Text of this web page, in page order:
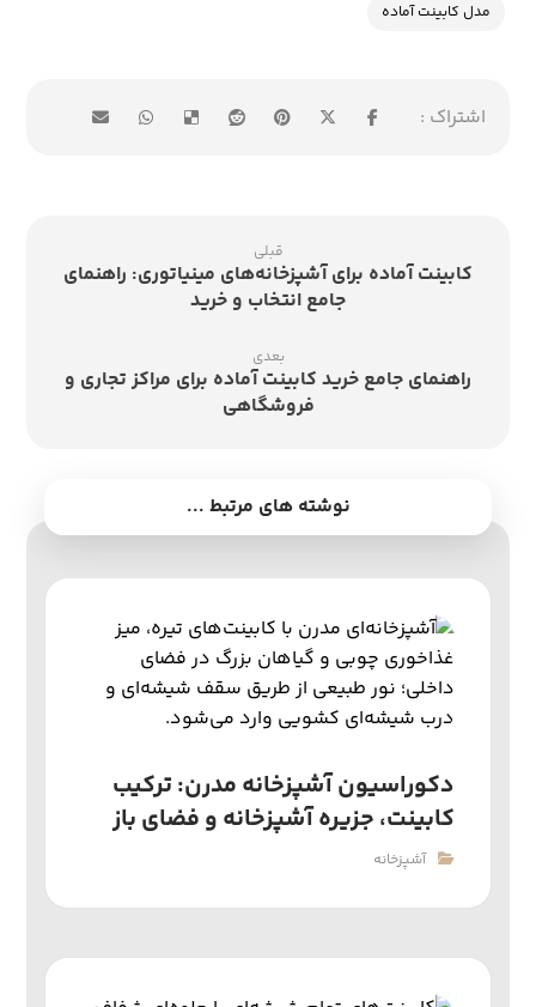
مدل کابینت آماده
قبلی
کابینت آماده برای آشپزخانه‌های مینیاتوری: راهنمای
جامع انتخاب و خرید
بعدی
راهنمای جامع خرید کابینت آماده برای مراکز تجاری و
فروشگاهی
نوشته های مرتبط ...
دکوراسیون آشپزخانه مدرن: ترکیب
کابینت، جزیره آشپزخانه و فضای باز
آشپزخانه